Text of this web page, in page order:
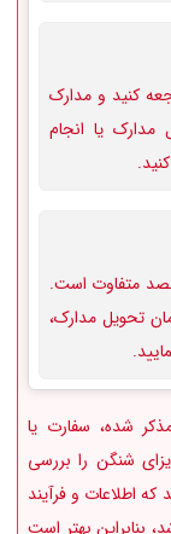
کنید و مدارک
یا انجام
متفاوت است.
تحویل مدارک،
شده، سفارت یا
شنگن را بررسی
که اطلاعات و فرآیند
بنابراین بهتر است